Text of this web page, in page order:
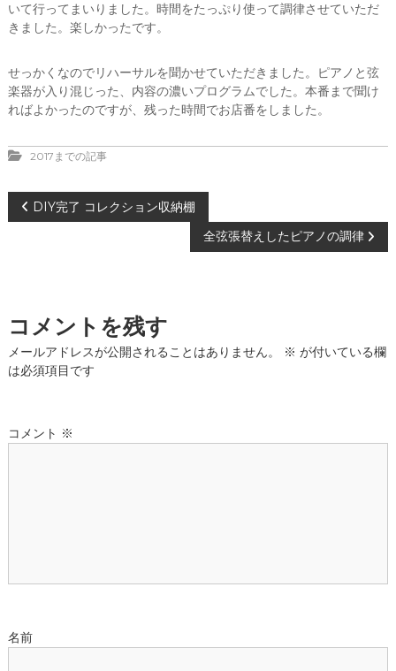
いて行ってまいりました。時間をたっぷり使って調律させていただ
きました。楽しかったです。
せっかくなのでリハーサルを聞かせていただきました。ピアノと弦
楽器が入り混じった、内容の濃いプログラムでした。本番まで聞け
ればよかったのですが、残った時間でお店番をしました。
2017までの記事
投
ビ
ゲ
シ
DIY完了 コレクション収納棚
全弦張替えしたピアノの調律
コメントを残す
メールアドレスが公開されることはありません。 ※ が付いている欄
は必須項目です
コメント ※
名前